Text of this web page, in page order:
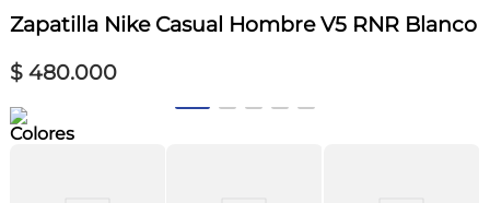
Zapatilla Nike Casual Hombre V5 RNR Blanco
$ 480.000
Colores